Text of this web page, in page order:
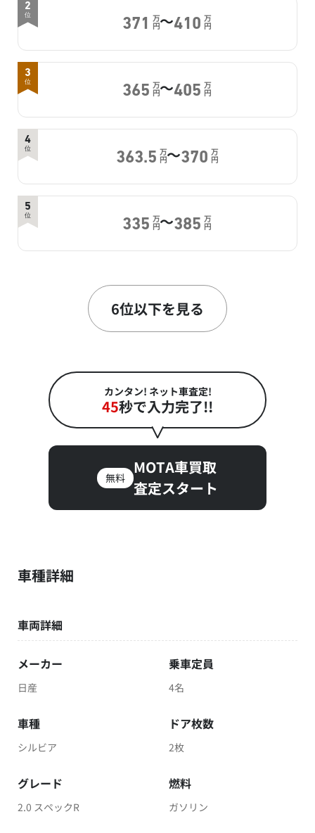
2
位
371 万
円～410 万
円
3
位
365 万
円～405 万
円
4
位
363.5 万
円～370 万
円
5
位
335 万
円～385 万
円
225.7 万
円～271.5 万
6位以下を見る
カンタン! ネット車査定!
45秒で入力完了!!
無料
MOTA車買取
査定スタート
車種詳細
車両詳細
メーカー
日産
乗車定員
4名
車種
シルビア
ドア枚数
2枚
グレード
2.0 スペックR
燃料
ガソリン